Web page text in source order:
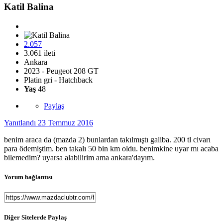
Katil Balina
2.057
3.061 ileti
Ankara
2023 - Peugeot 208 GT
Platin gri - Hatchback
Yaş 48
Paylaş
Yanıtlandı 23 Temmuz 2016
benim araca da (mazda 2) bunlardan takılmıştı galiba. 200 tl civarı
para ödemiştim. ben takalı 50 bin km oldu. benimkine uyar mı acaba
bilemedim? uyarsa alabilirim ama ankara'dayım.
Yorum bağlantısı
Diğer Sitelerde Paylaş